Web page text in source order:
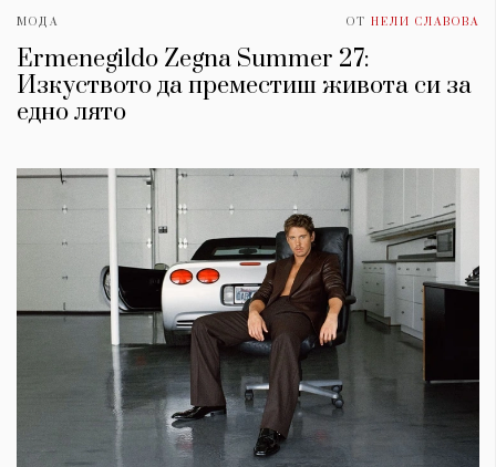
МОДА ОТ НЕЛИ СЛАВОВА
Ermenegildo Zegna Summer 27:
Изкуството да преместиш живота си за
едно лято